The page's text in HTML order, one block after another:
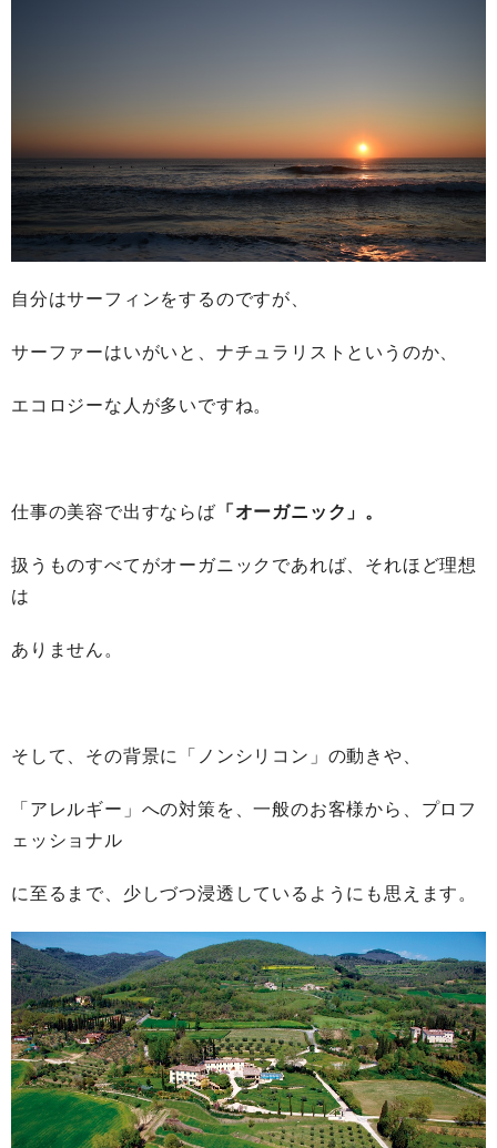
自分はサーフィンをするのですが、
サーファーはいがいと、ナチュラリストというのか、
エコロジーな人が多いですね。
仕事の美容で出すならば 「オーガニック」。
扱うものすべてがオーガニックであれば、それほど理想
は
ありません。
そして、その背景に「ノンシリコン」の動きや、
「アレルギー」への対策を、一般のお客様から、プロフ
ェッショナル
に至るまで、少しづつ浸透しているようにも思えます。